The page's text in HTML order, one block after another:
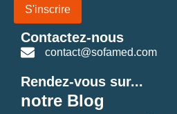
S'inscrire
Contactez-nous
contact@sofamed.com
Rendez-vous sur...
notre Blog